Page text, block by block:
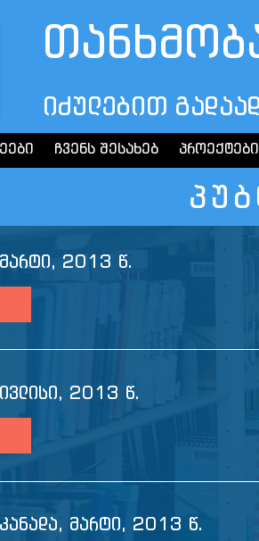
იძულებით
ჩვენს შესახებ პროექტები
2013 წ.
2013 წ.
მარტი, 2013 წ.